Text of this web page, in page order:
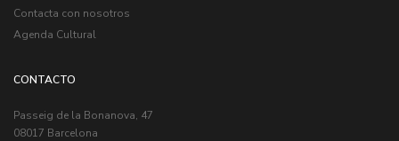
Contacta con nosotros
Agenda Cultural
CONTACTO
Passeig de la Bonanova, 47
08017 Barcelona